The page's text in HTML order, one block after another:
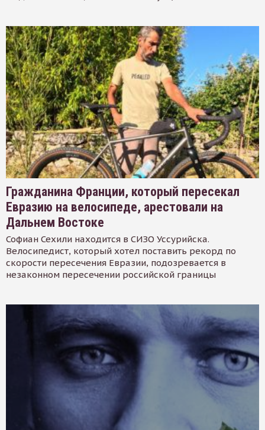
Гражданина Франции, который пересекал
Евразию на велосипеде, арестовали на
Дальнем Востоке
Софиан Сехили находится в СИЗО Уссурийска.
Велосипедист, который хотел поставить рекорд по
скорости пересечения Евразии, подозревается в
незаконном пересечении российской границы